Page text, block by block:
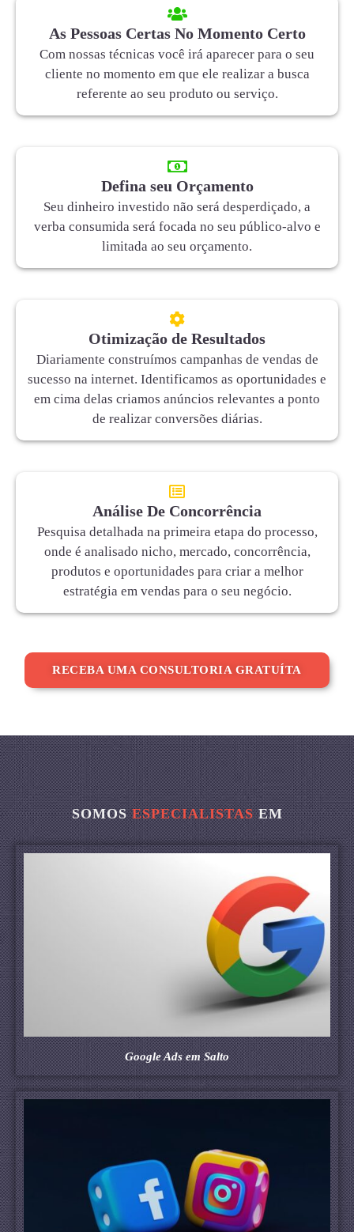
As Pessoas Certas No Momento Certo
Com nossas técnicas você irá aparecer para o seu
cliente no momento em que ele realizar a busca
referente ao seu produto ou serviço.
Defina seu Orçamento
Seu dinheiro investido não será desperdiçado, a
verba consumida será focada no seu público-alvo e
limitada ao seu orçamento.
Otimização de Resultados
Diariamente construímos campanhas de vendas de
sucesso na internet. Identificamos as oportunidades e
em cima delas criamos anúncios relevantes a ponto
de realizar conversões diárias.
Análise De Concorrência
Pesquisa detalhada na primeira etapa do processo,
onde é analisado nicho, mercado, concorrência,
produtos e oportunidades para criar a melhor
estratégia em vendas para o seu negócio.
RECEBA UMA CONSULTORIA GRATUÍTA
SOMOSESPECIALISTASEM
Google Ads em Salto